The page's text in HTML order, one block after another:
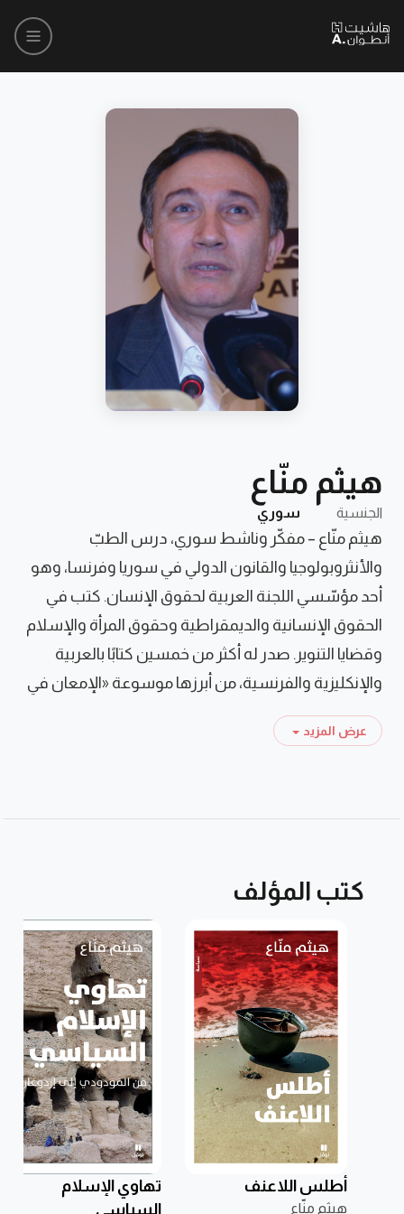
هيثم منّاع
الجنسية سوري
هيثم منّاع – مفكّر وناشط سوري، درس الطبّ
والأنثروبولوجيا والقانون الدولي في سوريا وفرنسا، وهو
أحد مؤسّسي اللجنة العربية لحقوق الإنسان. كتب في
الحقوق الإنسانية والديمقراطية وحقوق المرأة والإسلام
وقضايا التنوير. صدر له أكثر من خمسين كتابًا بالعربية
والإنكليزية والفرنسية، من أبرزها موسوعة «الإمعان في
حقوق الإنسان»، «مستقبل حقوق الإنسان»، «الإسلام
وحقوق المرأة» و«تحدّيات التنوير». يرأس المعهد
عرض المزيد
كتب المؤلف
أطلس اللاعنف
هيثم منّاع
تهاوي الإسلام
السياسي